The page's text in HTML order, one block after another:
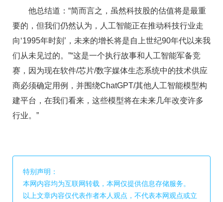
他总结道：“简而言之，虽然科技股的估值将是最重
要的，但我们仍然认为，人工智能正在推动科技行业走
向‘1995年时刻’，未来的增长将是自上世纪90年代以来我
们从未见过的。”“这是一个执行故事和人工智能军备竞
赛，因为现在软件/芯片/数字媒体生态系统中的技术供应
商必须确定用例，并围绕ChatGPT/其他人工智能模型构
建平台，在我们看来，这些模型将在未来几年改变许多
行业。”
特别声明：
本网内容均为互联网转载，本网仅提供信息存储服务。
以上文章内容仅代表作者本人观点，不代表本网观点或立